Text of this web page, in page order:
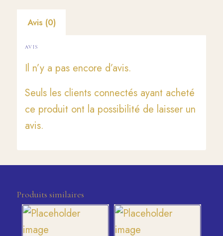
Avis (0)
AVIS
Il n’y a pas encore d’avis.
Seuls les clients connectés ayant acheté
ce produit ont la possibilité de laisser un
avis.
Produits similaires